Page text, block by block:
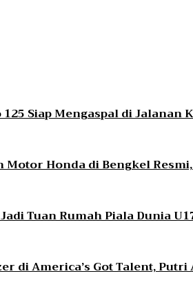
Siap Mengaspal di Jalanan
Motor Honda di Bengkel
Tuan Rumah Piala Dunia
di America’s Got Talent,